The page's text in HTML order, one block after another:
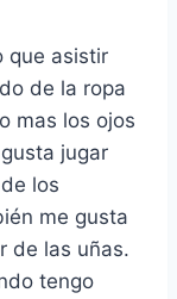
que asistir
de la ropa
mas los ojos
jugar
los
me gusta
de las uñas.
tengo